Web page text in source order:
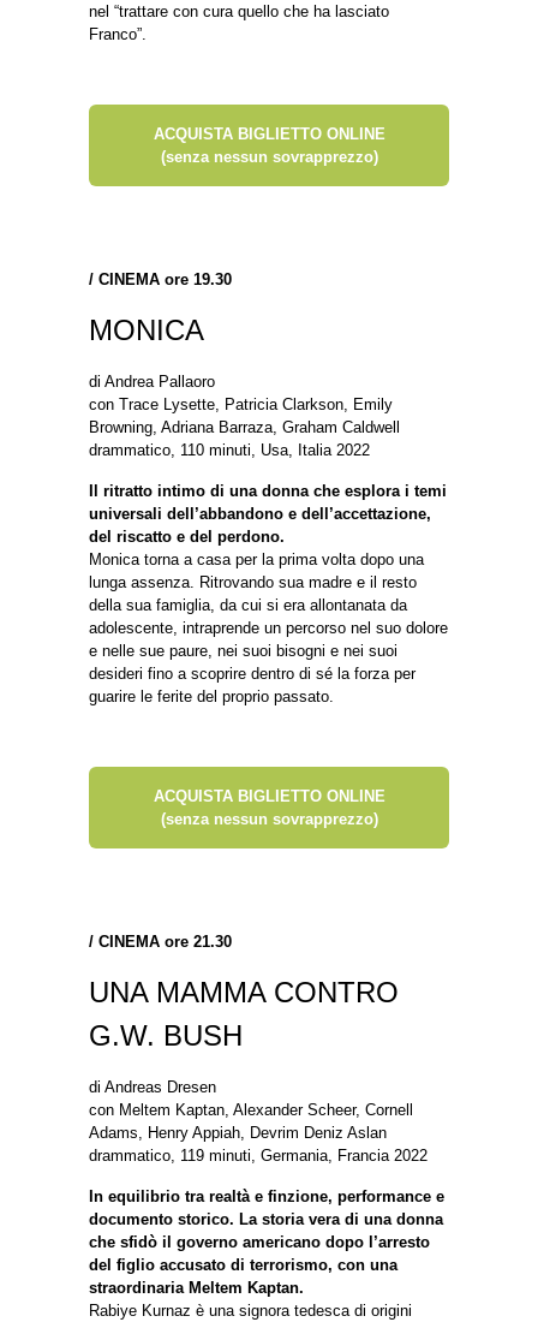
nel “trattare con cura quello che ha lasciato
Franco”.
ACQUISTA BIGLIETTO ONLINE
(senza nessun sovrapprezzo)
/ CINEMA ore 19.30
MONICA
di Andrea Pallaoro
con Trace Lysette, Patricia Clarkson, Emily
Browning, Adriana Barraza, Graham Caldwell
drammatico, 110 minuti, Usa, Italia 2022
Il ritratto intimo di una donna che esplora i temi
universali dell’abbandono e dell’accettazione,
del riscatto e del perdono.
Monica torna a casa per la prima volta dopo una
lunga assenza. Ritrovando sua madre e il resto
della sua famiglia, da cui si era allontanata da
adolescente, intraprende un percorso nel suo dolore
e nelle sue paure, nei suoi bisogni e nei suoi
desideri fino a scoprire dentro di sé la forza per
guarire le ferite del proprio passato.
ACQUISTA BIGLIETTO ONLINE
(senza nessun sovrapprezzo)
/ CINEMA ore 21.30
UNA MAMMA CONTRO
G.W. BUSH
di Andreas Dresen
con Meltem Kaptan, Alexander Scheer, Cornell
Adams, Henry Appiah, Devrim Deniz Aslan
drammatico, 119 minuti, Germania, Francia 2022
In equilibrio tra realtà e finzione, performance e
documento storico. La storia vera di una donna
che sfidò il governo americano dopo l’arresto
del figlio accusato di terrorismo, con una
straordinaria Meltem Kaptan.
Rabiye Kurnaz è una signora tedesca di origini